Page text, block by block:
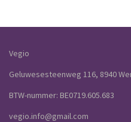
Vegio
Geluwesesteenweg 116, 8940
BTW-nummer: BE0719.605.683
vegio.info@gmail.com